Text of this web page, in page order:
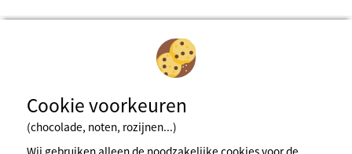
Inschrijven voor de nieuwsbrief
Cookie voorkeuren
(chocolade, noten, rozijnen...)